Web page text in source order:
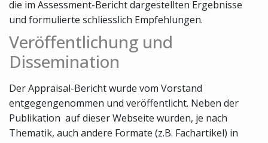
die im Assessment-Bericht dargestellten Ergebnisse
und formulierte schliesslich Empfehlungen.
Veröffentlichung und
Dissemination
Der Appraisal-Bericht wurde vom Vorstand
entgegengenommen und veröffentlicht. Neben der
Publikation auf dieser Webseite wurden, je nach
Thematik, auch andere Formate (z.B. Fachartikel) in